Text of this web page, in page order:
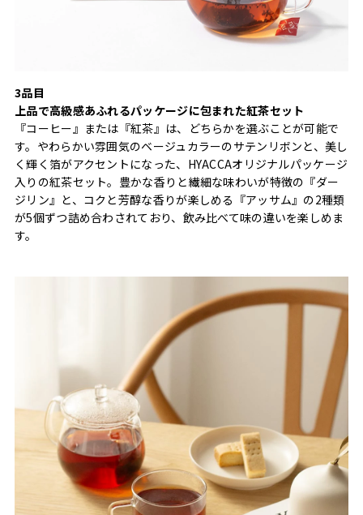
3品目
上品で高級感あふれるパッケージに包まれた紅茶セット
『コーヒー』または『紅茶』は、どちらかを選ぶことが可能で
す。やわらかい雰囲気のベージュカラーのサテンリボンと、美し
く輝く箔がアクセントになった、HYACCAオリジナルパッケージ
入りの紅茶セット。豊かな香りと繊細な味わいが特徴の『ダー
ジリン』と、コクと芳醇な香りが楽しめる『アッサム』の2種類
が5個ずつ詰め合わされており、飲み比べて味の違いを楽しめま
す。